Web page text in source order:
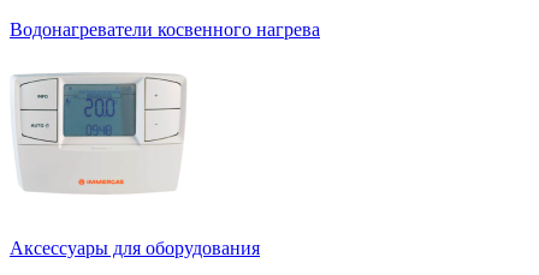
Водонагреватели косвенного нагрева
Аксессуары для оборудования